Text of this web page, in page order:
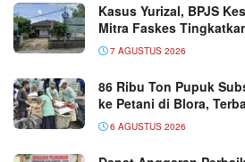
Kasus Yurizal, BPJS
Mitra Faskes
7 AGUSTUS 2026
86 Ribu Ton Pupuk
ke Petani di Blora,
6 AGUSTUS 2026